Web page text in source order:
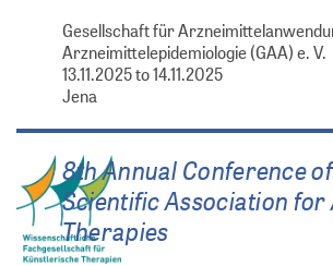
Gesellschaft für
Arzneimittelepidemiologie (GAA) e. V.
13.11.2025 to 14.11.2025
Jena
8th Annual Conference
Scientific Association
Therapies